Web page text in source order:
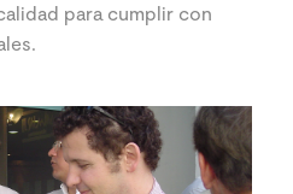
para cumplir con